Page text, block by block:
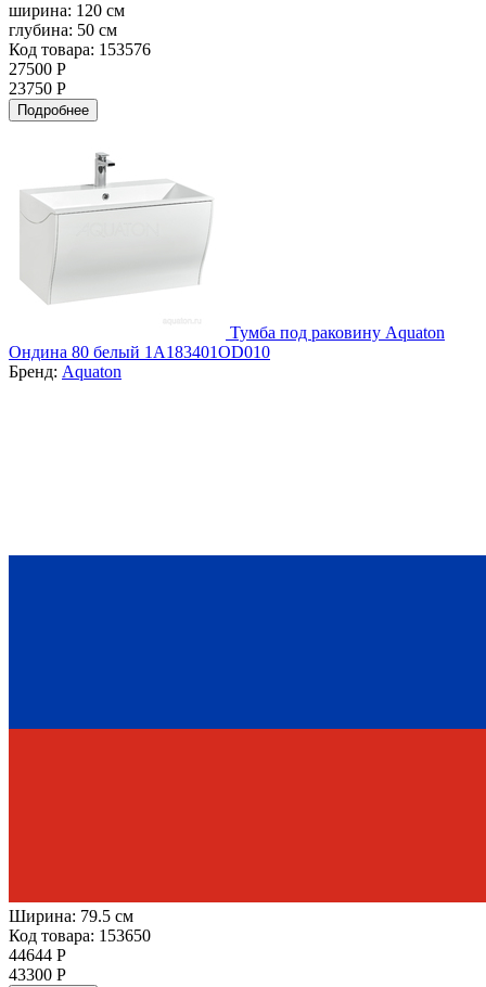
ширина: 120 см
глубина: 50 см
Код товара: 153576
27500 Р
23750 Р
Подробнее
Тумба под раковину Aquaton
Ондина 80 белый 1A183401OD010
Бренд: Aquaton
Ширина: 79.5 см
Код товара: 153650
44644 Р
43300 Р